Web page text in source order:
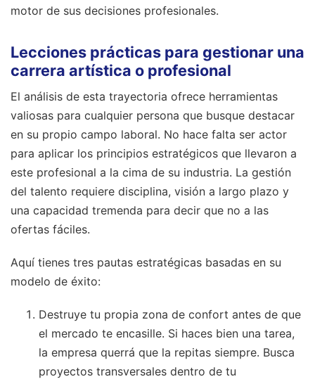
motor de sus decisiones profesionales.
Lecciones prácticas para gestionar una
carrera artística o profesional
El análisis de esta trayectoria ofrece herramientas
valiosas para cualquier persona que busque destacar
en su propio campo laboral. No hace falta ser actor
para aplicar los principios estratégicos que llevaron a
este profesional a la cima de su industria. La gestión
del talento requiere disciplina, visión a largo plazo y
una capacidad tremenda para decir que no a las
ofertas fáciles.
Aquí tienes tres pautas estratégicas basadas en su
modelo de éxito:
Destruye tu propia zona de confort antes de que
el mercado te encasille. Si haces bien una tarea,
la empresa querrá que la repitas siempre. Busca
proyectos transversales dentro de tu